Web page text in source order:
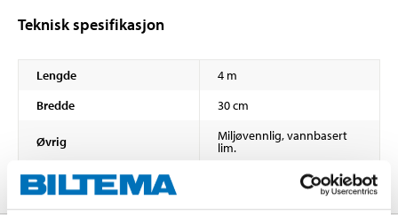
Teknisk spesifikasjon
Lengde
4 m
Bredde
30 cm
Øvrig Miljøvennlig, vannbasert
lim.